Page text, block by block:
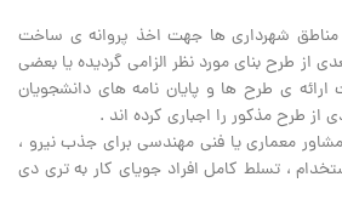
مناطق شهرداری ها جهت اخذ پروانه ی ساخت
از طرح بنای مورد نظر الزامی گردیده یا بعضی
ی طرح ها و پایان نامه های دانشجویان
از طرح مذکور را اجباری کرده اند .
معماری یا فنی مهندسی برای جذب نیرو ،
، تسلط کامل افراد جویای کار به تری دی